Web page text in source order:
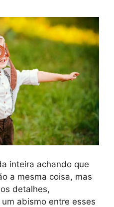
inteira achando que
a mesma coisa, mas
detalhes,
abismo entre esses